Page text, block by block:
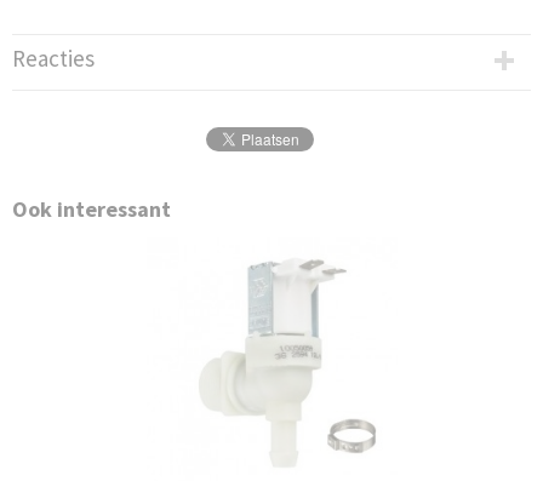
Reacties
Ook interessant